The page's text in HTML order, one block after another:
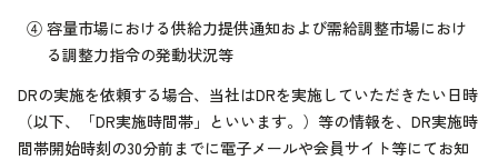
④ 容量市場における供給力提供通知および需給調整市場におけ
る調整力指令の発動状況等
DRの実施を依頼する場合、当社はDRを実施していただきたい日時
（以下、「DR実施時間帯」といいます。）等の情報を、DR実施時
間帯開始時刻の30分前までに電子メールや会員サイト等にてお知